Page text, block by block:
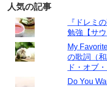
人気の記事
『ドレミ
勉強【サ
My
の歌詞（
ド・オブ
Do You